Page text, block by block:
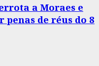
a Moraes e
de réus do 8